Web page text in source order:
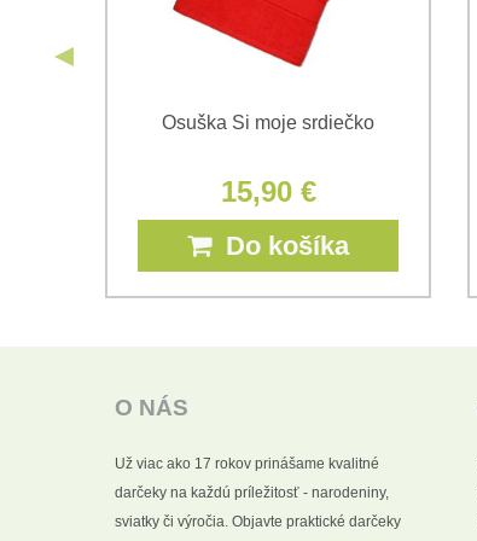
Osuška Si moje srdiečko
15,90 €
Do košíka
O NÁS
Už viac ako 17 rokov prinášame kvalitné
darčeky na každú príležitosť - narodeniny,
sviatky či výročia. Objavte praktické darčeky